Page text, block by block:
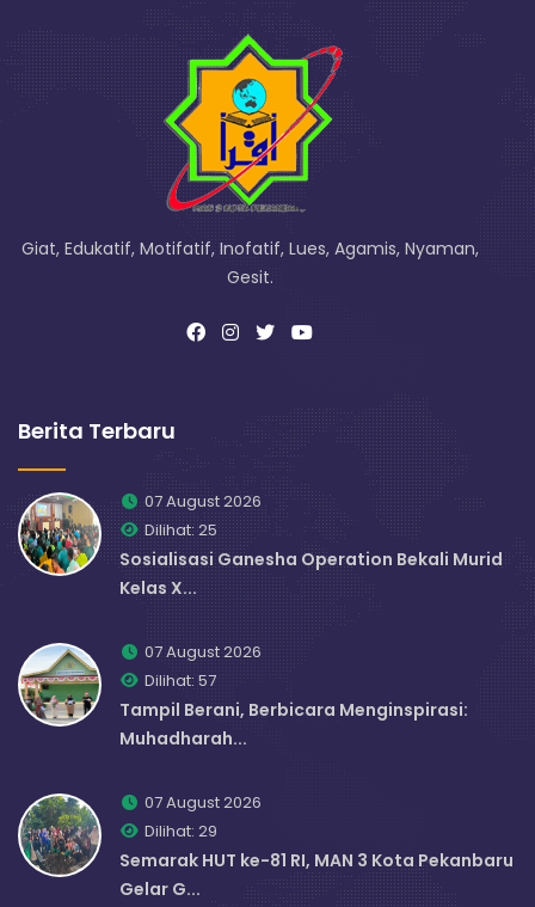
Giat, Edukatif, Motifatif, Inofatif, Lues, Agamis, Nyaman,
Gesit.
Berita Terbaru
07 August 2026
Dilihat: 25
Sosialisasi Ganesha Operation Bekali Murid
Kelas X...
07 August 2026
Dilihat: 57
Tampil Berani, Berbicara Menginspirasi:
Muhadharah...
07 August 2026
Dilihat: 29
Semarak HUT ke-81 RI, MAN 3 Kota Pekanbaru
Gelar G...